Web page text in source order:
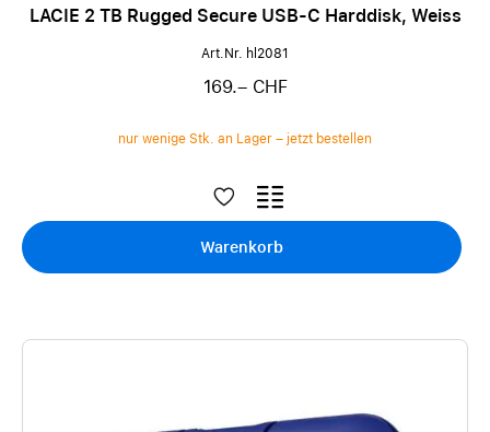
LACIE 2 TB Rugged Secure USB-C Harddisk, Weiss
Art.Nr. hl2081
169.– CHF
nur wenige Stk. an Lager – jetzt bestellen
Warenkorb